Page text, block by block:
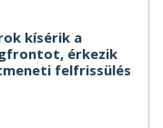
kísérik a
érkezik
felfrissülés